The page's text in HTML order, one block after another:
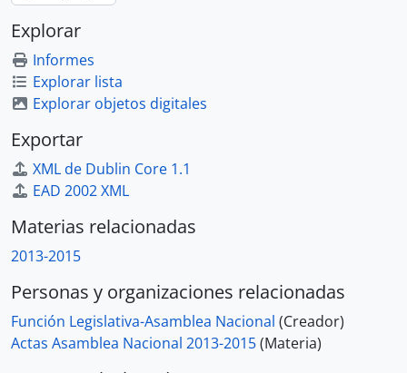
Explorar
Informes
Explorar lista
Explorar objetos digitales
Exportar
XML de Dublin Core 1.1
EAD 2002 XML
Materias relacionadas
2013-2015
Personas y organizaciones relacionadas
Función Legislativa-Asamblea Nacional (Creador)
Actas Asamblea Nacional 2013-2015(Materia)